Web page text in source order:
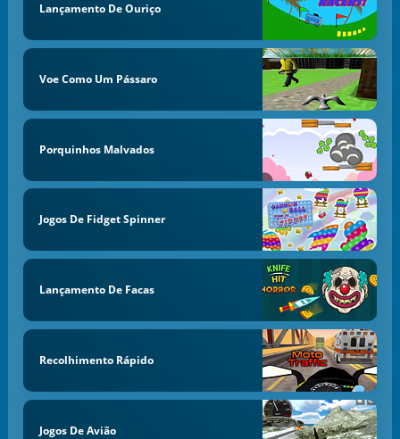
Lançamento De Ouriço
Voe Como Um Pássaro
Porquinhos Malvados
Jogos De Fidget Spinner
Lançamento De Facas
Recolhimento Rápido
Jogos De Avião